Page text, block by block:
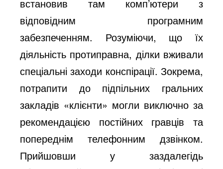
встановив там комп’ютери з
відповідним програмним
забезпеченням. Розуміючи, що їх
діяльність протиправна, ділки вживали
спеціальні заходи конспірації. Зокрема,
потрапити до підпільних гральних
закладів «клієнти» могли виключно за
рекомендацією постійних гравців та
попереднім телефонним дзвінком.
Прийшовши у заздалегідь